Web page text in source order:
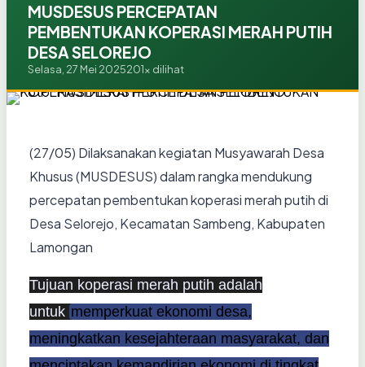
MUSDESUS PERCEPATAN
PEMBENTUKAN KOPERASI MERAH PUTIH
DESA SELOREJO
Selasa, 27 Mei 2025201x dilihat
(27/05) Dilaksanakan kegiatan Musyawarah Desa
Khusus (MUSDESUS) dalam rangka mendukung
percepatan pembentukan koperasi merah putih di
Desa Selorejo, Kecamatan Sambeng, Kabupaten
Lamongan
Tujuan koperasi merah putih adalah
untuk memperkuat ekonomi desa,
meningkatkan kesejahteraan masyarakat, dan